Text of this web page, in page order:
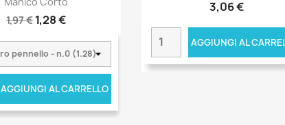
1,97 € 1,28 €
AGGIUNGI AL CARRELLO
3,06 €
AGGIUNGI AL